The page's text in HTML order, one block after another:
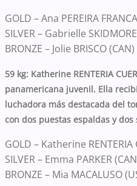
GOLD – Ana PEREIRA
SILVER – Gabrielle
BRONZE – Jolie BRISCO (CAN)
59 kg: Katherine RENTERIA
panamericana juvenil. Ella
luchadora más destacada del
con dos puestas espaldas y
GOLD – Katherine RENTERIA
SILVER – Emma PARKER
BRONZE – Mia MACALUSO